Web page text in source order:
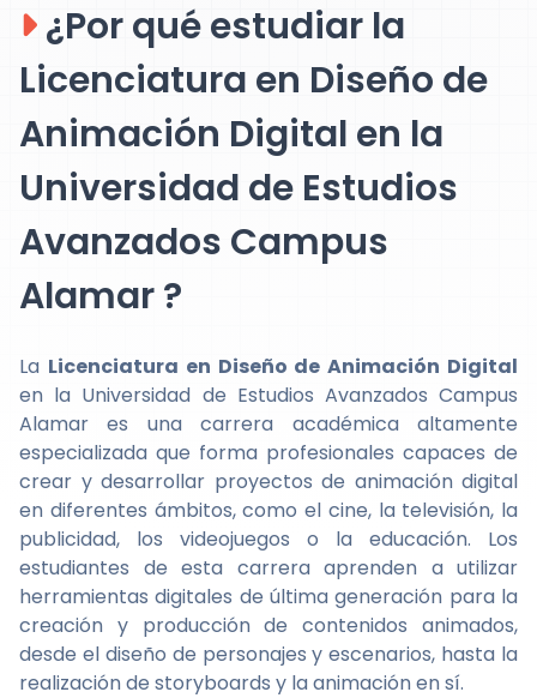
¿Por qué estudiar la
Licenciatura en Diseño de
Animación Digital en la
Universidad de Estudios
Avanzados Campus
Alamar ?
La Licenciatura en Diseño de Animación Digital
en la Universidad de Estudios Avanzados Campus
Alamar es una carrera académica altamente
especializada que forma profesionales capaces de
crear y desarrollar proyectos de animación digital
en diferentes ámbitos, como el cine, la televisión, la
publicidad, los videojuegos o la educación. Los
estudiantes de esta carrera aprenden a utilizar
herramientas digitales de última generación para la
creación y producción de contenidos animados,
desde el diseño de personajes y escenarios, hasta la
realización de storyboards y la animación en sí.